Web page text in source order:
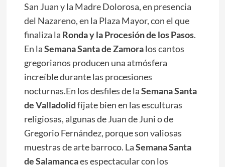
San Juan y la Madre Dolorosa, en presencia
del Nazareno, en la Plaza Mayor, con el que
finaliza la Ronda y la Procesión de los Pasos.
En laSemana Santa de Zamoralos cantos
gregorianos producen una atmósfera
increíble durante las procesiones
nocturnas.En los desfiles de laSemana Santa
de Valladolidfíjate bien en las esculturas
religiosas, algunas de Juan de Juni o de
Gregorio Fernández, porque son valiosas
muestras de arte barroco. LaSemana Santa
de Salamancaes espectacular con los